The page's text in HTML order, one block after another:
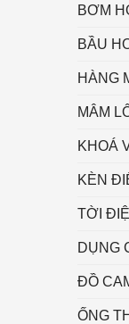
BƠM
BẦU
HÀNG
MÂM
KHOÁ
KÈN
TỜI
DỤNG
ĐỒ
ỐNG